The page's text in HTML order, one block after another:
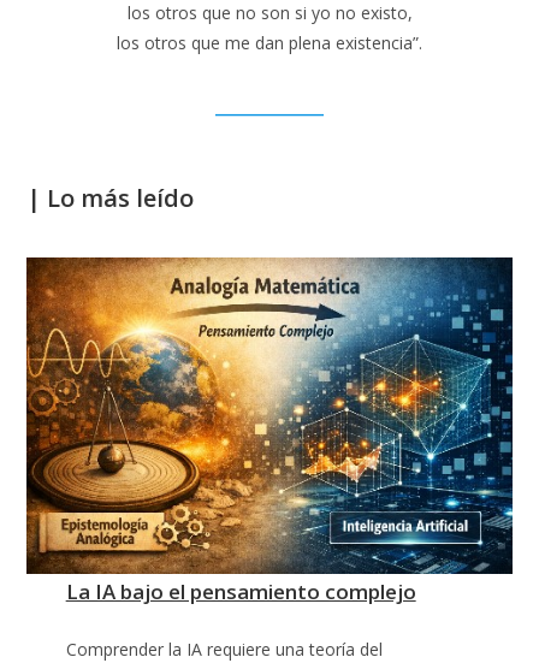
los otros que no son si yo no existo,
los otros que me dan plena existencia”.
| Lo más leído
La IA bajo el pensamiento complejo
Comprender la IA requiere una teoría del